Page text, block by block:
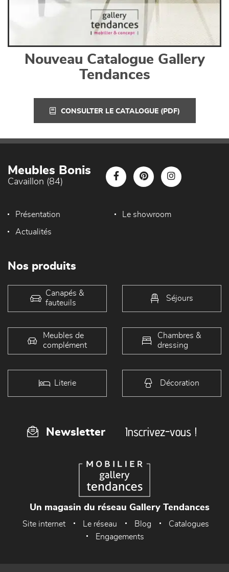
Nouveau Catalogue Gallery
Tendances
CONSULTER LE CATALOGUE (PDF)
Meubles Bonis
Cavaillon (84)
Présentation Le showroom
Actualités
Nos produits
Canapés &
fauteuils
Séjours
Meubles de
complément
Chambres &
dressing
Literie Décoration
Newsletter Inscrivez-vous !
Un magasin du réseau Gallery Tendances
Site internet Le réseau Blog
Catalogues
Engagements